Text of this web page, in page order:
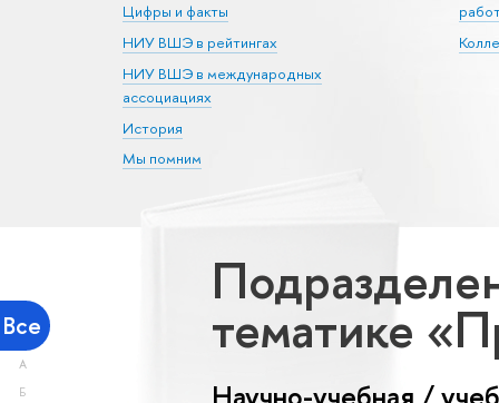
Цифры и факты
НИУ ВШЭ в рейтингах
НИУ ВШЭ в международных
ассоциациях
История
Мы помним
Все
А
Б
тематике